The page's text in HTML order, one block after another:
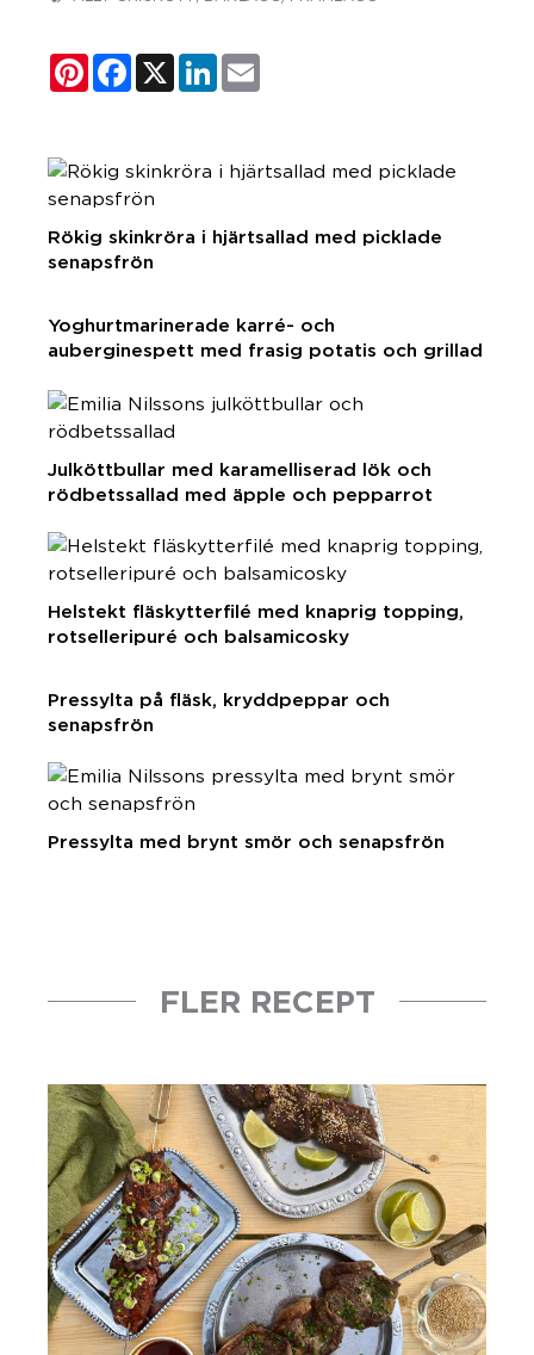
PinterestFacebook
X LinkedIn
Rökig skinkröra i hjärtsallad med picklade
senapsfrön
Yoghurtmarinerade karré- och
auberginespett med frasig potatis och grillad
Julköttbullar med karamelliserad lök och
rödbetssallad med äpple och pepparrot
Helstekt fläskytterfilé med knaprig topping,
rotselleripuré och balsamicosky
Pressylta på fläsk, kryddpeppar och
senapsfrön
Pressylta med brynt smör och senapsfrön
FLER RECEPT